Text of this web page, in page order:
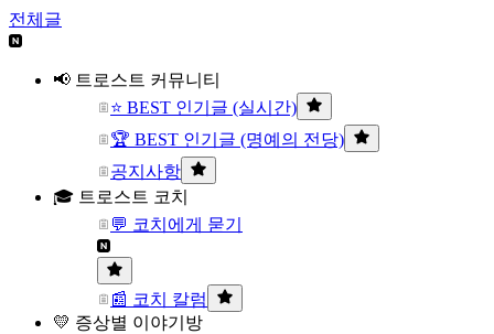
전체글
📢 트로스트 커뮤니티
⭐ BEST 인기글 (실시간)
🏆 BEST 인기글 (명예의 전당)
공지사항
🎓 트로스트 코치
💬 코치에게 묻기
📰 코치 칼럼
💛 증상별 이야기방